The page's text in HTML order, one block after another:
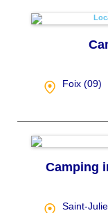
Foix (09)
Camping
Saint-